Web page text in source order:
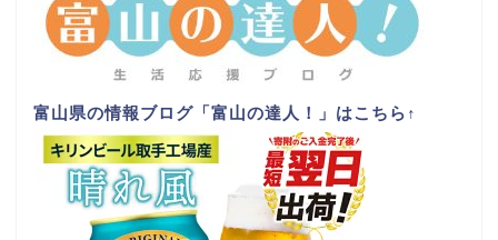
富山県の情報ブログ「富山の達人！」はこちら ↑